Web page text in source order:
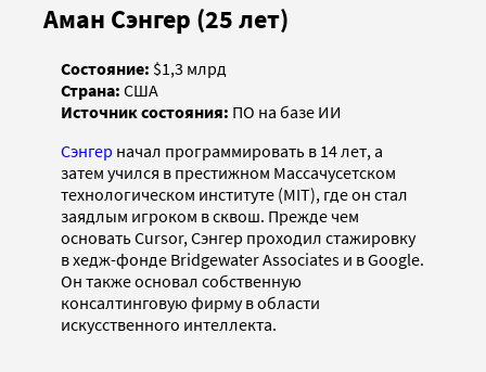
Аман Сэнгер (25 лет)
Состояние: $1,3 млрд
Страна: США
Источник состояния: ПО на базе ИИ
Сэнгер начал программировать в 14 лет, а
затем учился в престижном Массачусетском
технологическом институте (MIT), где он стал
заядлым игроком в сквош. Прежде чем
основать Cursor, Сэнгер проходил стажировку
в хедж-фонде Bridgewater Associates и в Google.
Он также основал собственную
консалтинговую фирму в области
искусственного интеллекта.